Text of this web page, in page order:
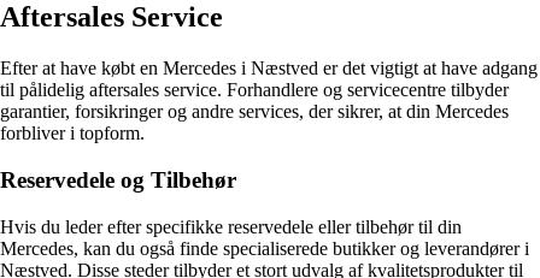
Aftersales Service
Efter at have købt en Mercedes i Næstved er det vigtigt at have adgang
til pålidelig aftersales service. Forhandlere og servicecentre tilbyder
garantier, forsikringer og andre services, der sikrer, at din Mercedes
forbliver i topform.
Reservedele og Tilbehør
Hvis du leder efter specifikke reservedele eller tilbehør til din
Mercedes, kan du også finde specialiserede butikker og leverandører i
Næstved. Disse steder tilbyder et stort udvalg af kvalitetsprodukter til